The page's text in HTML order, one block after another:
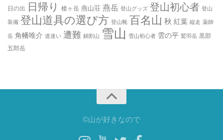
日の出 日帰り 槍ヶ岳 燕山荘 燕岳 登山グッズ 登山初心者 登山
装備 登山道具の選び方 登山靴 百名山 秋 紅葉 縦走 薬師
岳 角幡唯介 道迷い 遭難 鍋割山 雪山 雪山初心者 雲の平 鷲羽岳 黒部
五郎岳
©山が好きなので